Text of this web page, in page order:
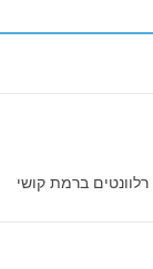
ברמת קושי